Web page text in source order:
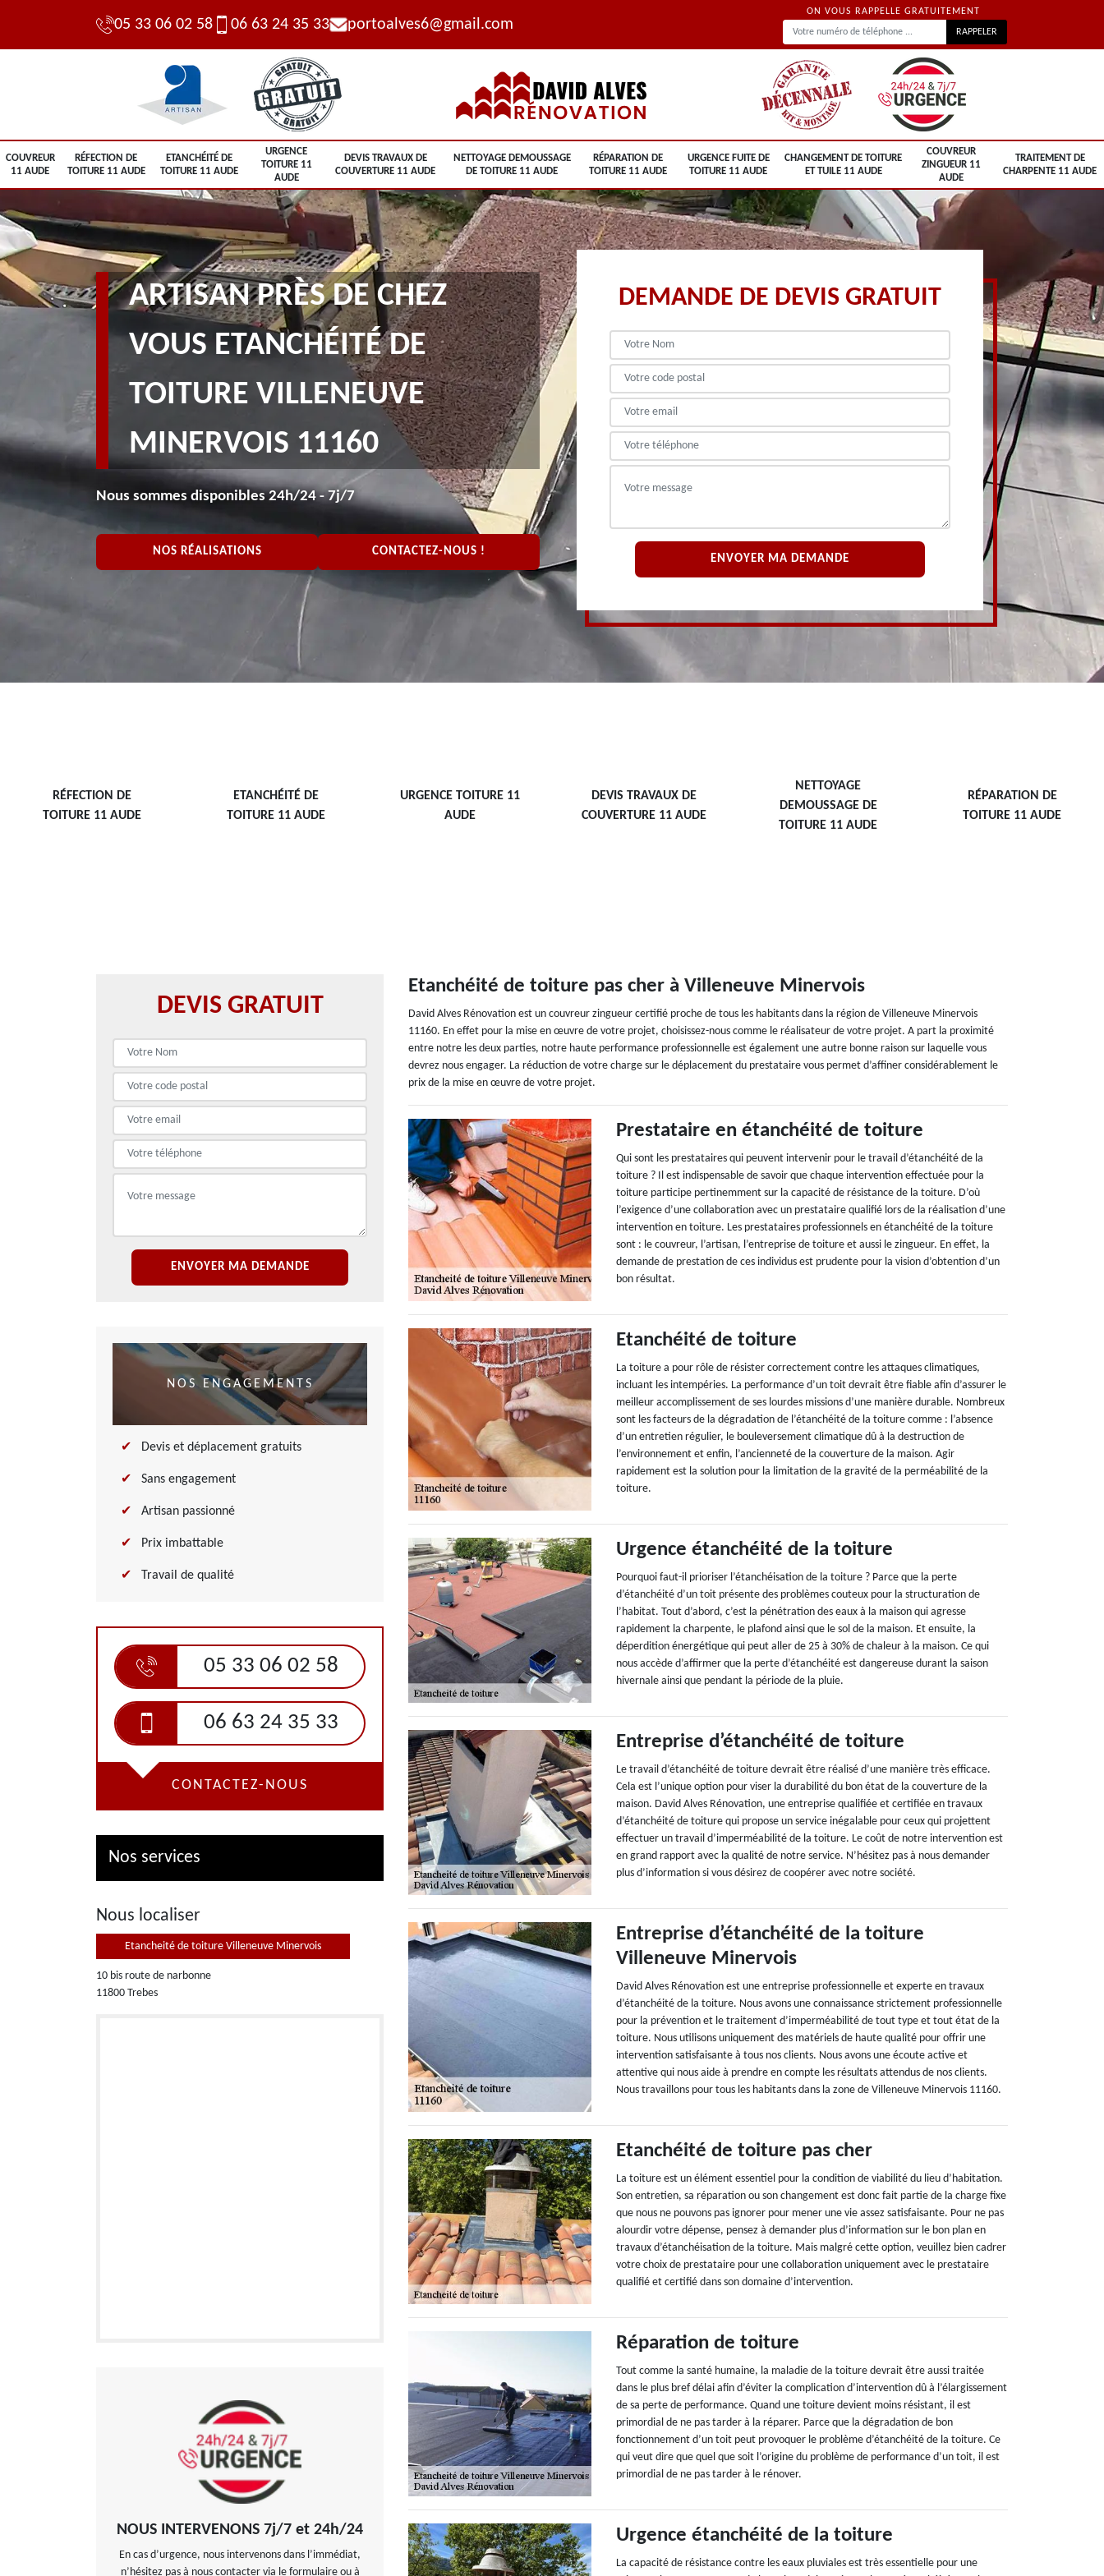
05 33 06 02 58 06 63 24 35 33 portoalves6@gmail.com
ON VOUS RAPPELLE GRATUITEMENT
COUVREUR
11 AUDE
RÉFECTION DE
TOITURE 11 AUDE
ETANCHÉITÉ DE
TOITURE 11 AUDE
URGENCE
TOITURE 11
AUDE
DEVIS TRAVAUX DE
COUVERTURE 11 AUDE
NETTOYAGE DEMOUSSAGE
DE TOITURE 11 AUDE
RÉPARATION DE
TOITURE 11 AUDE
URGENCE FUITE DE
TOITURE 11 AUDE
CHANGEMENT DE TOITURE
ET TUILE 11 AUDE
COUVREUR
ZINGUEUR 11
AUDE
TRAITEMENT DE
CHARPENTE 11 AUDE
ARTISAN PRÈS DE CHEZ
VOUS ETANCHÉITÉ DE
TOITURE VILLENEUVE
MINERVOIS 11160
Nous sommes disponibles 24h/24 - 7j/7
NOS RÉALISATIONS CONTACTEZ-NOUS !
DEMANDE DE DEVIS GRATUIT
RÉFECTION DE
TOITURE 11 AUDE
ETANCHÉITÉ DE
TOITURE 11 AUDE
URGENCE TOITURE 11
AUDE
DEVIS TRAVAUX DE
COUVERTURE 11 AUDE
NETTOYAGE
DEMOUSSAGE DE
TOITURE 11 AUDE
RÉPARATION DE
TOITURE 11 AUDE
DEVIS GRATUIT
NOS ENGAGEMENTS
Devis et déplacement gratuits
Sans engagement
Artisan passionné
Prix imbattable
Travail de qualité
05 33 06 02 58
06 63 24 35 33
CONTACTEZ-NOUS
Nos services
Nous localiser
Etancheité de toiture Villeneuve Minervois
10 bis route de narbonne
11800 Trebes
NOUS INTERVENONS 7j/7 et 24h/24
En cas d’urgence, nous intervenons dans l’immédiat,
n’hésitez pas à nous contacter via le formulaire ou à
Etanchéité de toiture pas cher à Villeneuve Minervois
David Alves Rénovation est un couvreur zingueur certifié proche de tous les habitants dans la région de Villeneuve Minervois
11160. En effet pour la mise en œuvre de votre projet, choisissez-nous comme le réalisateur de votre projet. A part la proximité
entre notre les deux parties, notre haute performance professionnelle est également une autre bonne raison sur laquelle vous
devrez nous engager. La réduction de votre charge sur le déplacement du prestataire vous permet d’affiner considérablement le
prix de la mise en œuvre de votre projet.
Prestataire en étanchéité de toiture
Qui sont les prestataires qui peuvent intervenir pour le travail d’étanchéité de la
toiture ? Il est indispensable de savoir que chaque intervention effectuée pour la
toiture participe pertinemment sur la capacité de résistance de la toiture. D’où
l’exigence d’une collaboration avec un prestataire qualifié lors de la réalisation d’une
intervention en toiture. Les prestataires professionnels en étanchéité de la toiture
sont : le couvreur, l’artisan, l’entreprise de toiture et aussi le zingueur. En effet, la
demande de prestation de ces individus est prudente pour la vision d’obtention d’un
bon résultat.
Etanchéité de toiture
La toiture a pour rôle de résister correctement contre les attaques climatiques,
incluant les intempéries. La performance d’un toit devrait être fiable afin d’assurer le
meilleur accomplissement de ses lourdes missions d’une manière durable. Nombreux
sont les facteurs de la dégradation de l’étanchéité de la toiture comme : l’absence
d’un entretien régulier, le bouleversement climatique dû à la destruction de
l’environnement et enfin, l’ancienneté de la couverture de la maison. Agir
rapidement est la solution pour la limitation de la gravité de la perméabilité de la
toiture.
Urgence étanchéité de la toiture
Pourquoi faut-il prioriser l’étanchéisation de la toiture ? Parce que la perte
d’étanchéité d’un toit présente des problèmes couteux pour la structuration de
l’habitat. Tout d’abord, c’est la pénétration des eaux à la maison qui agresse
rapidement la charpente, le plafond ainsi que le sol de la maison. Et ensuite, la
déperdition énergétique qui peut aller de 25 à 30% de chaleur à la maison. Ce qui
nous accède d’affirmer que la perte d’étanchéité est dangereuse durant la saison
hivernale ainsi que pendant la période de la pluie.
Entreprise d’étanchéité de toiture
Le travail d’étanchéité de toiture devrait être réalisé d’une manière très efficace.
Cela est l’unique option pour viser la durabilité du bon état de la couverture de la
maison. David Alves Rénovation, une entreprise qualifiée et certifiée en travaux
d’étanchéité de toiture qui propose un service inégalable pour ceux qui projettent
effectuer un travail d’imperméabilité de la toiture. Le coût de notre intervention est
en grand rapport avec la qualité de notre service. N’hésitez pas à nous demander
plus d’information si vous désirez de coopérer avec notre société.
Entreprise d’étanchéité de la toiture
Villeneuve Minervois
David Alves Rénovation est une entreprise professionnelle et experte en travaux
d’étanchéité de la toiture. Nous avons une connaissance strictement professionnelle
pour la prévention et le traitement d’imperméabilité de tout type et tout état de la
toiture. Nous utilisons uniquement des matériels de haute qualité pour offrir une
intervention satisfaisante à tous nos clients. Nous avons une écoute active et
attentive qui nous aide à prendre en compte les résultats attendus de nos clients.
Nous travaillons pour tous les habitants dans la zone de Villeneuve Minervois 11160.
Etanchéité de toiture pas cher
La toiture est un élément essentiel pour la condition de viabilité du lieu d’habitation.
Son entretien, sa réparation ou son changement est donc fait partie de la charge fixe
que nous ne pouvons pas ignorer pour mener une vie assez satisfaisante. Pour ne pas
alourdir votre dépense, pensez à demander plus d’information sur le bon plan en
travaux d’étanchéisation de la toiture. Mais malgré cette option, veuillez bien cadrer
votre choix de prestataire pour une collaboration uniquement avec le prestataire
qualifié et certifié dans son domaine d’intervention.
Réparation de toiture
Tout comme la santé humaine, la maladie de la toiture devrait être aussi traitée
dans le plus bref délai afin d’éviter la complication d’intervention dû à l’élargissement
de sa perte de performance. Quand une toiture devient moins résistant, il est
primordial de ne pas tarder à la réparer. Parce que la dégradation de bon
fonctionnement d’un toit peut provoquer le problème d’étanchéité de la toiture. Ce
qui veut dire que quel que soit l’origine du problème de performance d’un toit, il est
primordial de ne pas tarder à le rénover.
Urgence étanchéité de la toiture
La capacité de résistance contre les eaux pluviales est très essentielle pour une